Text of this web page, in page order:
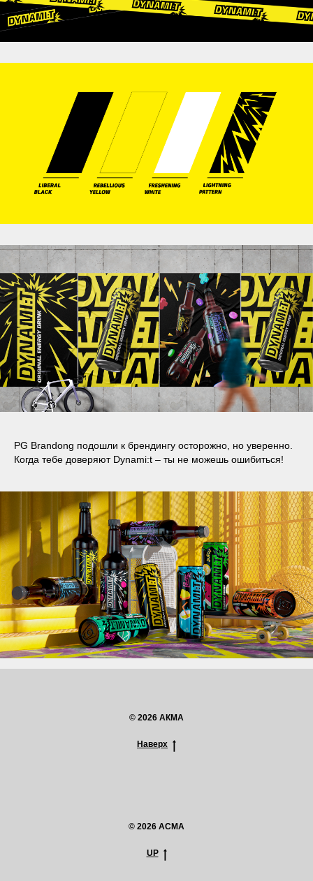
PG Brandong подошли к брендингу осторожно, но уверенно.
Когда тебе доверяют Dynami:t – ты не можешь ошибиться!
© 2026 АКМА
Наверх
© 2026 ACMA
UP